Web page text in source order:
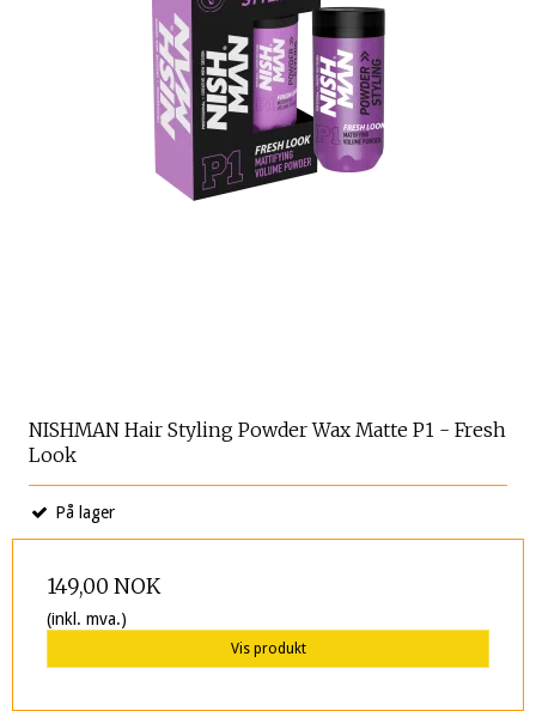
NISHMAN Hair Styling Powder Wax Matte P1 - Fresh
Look
På lager
149,00 NOK
(inkl. mva.)
Vis produkt